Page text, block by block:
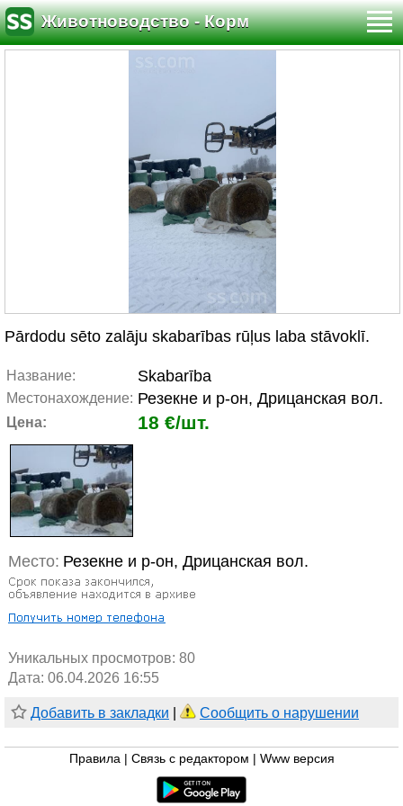
Животноводство - Корм
Pārdodu sēto zalāju skabarības rūļus laba stāvoklī.
Название: Skabarība
Местонахождение: Резекне и р-он, Дрицанская вол.
Цена: 18 €/шт.
Место: Резекне и р-он, Дрицанская вол.
Уникальных просмотров: 80
Дата: 06.04.2026 16:55
Добавить в закладки Сообщить о нарушении
Правила Связь с редактором Www версия